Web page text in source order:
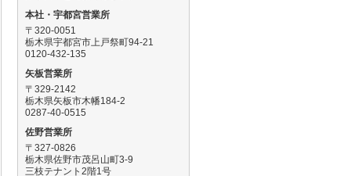
本社・宇都宮営業所
〒320-0051
栃木県宇都宮市上戸祭町94-21
0120-432-135
矢板営業所
〒329-2142
栃木県矢板市木幡184-2
0287-40-0515
佐野営業所
〒327-0826
栃木県佐野市茂呂山町3-9
三枝テナント2階1号